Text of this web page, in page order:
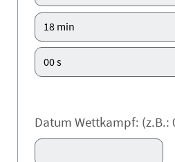
Datum Wettkampf: (z.B.: